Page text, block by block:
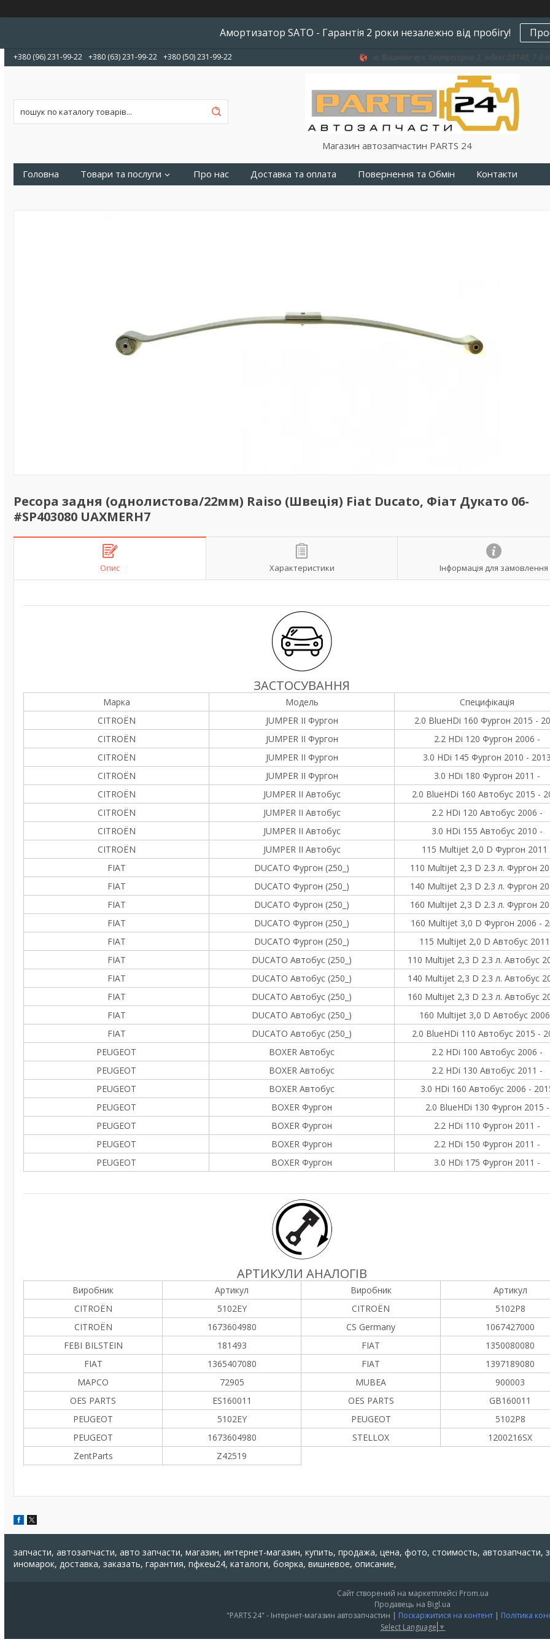
Амортизатор SATO - Гарантія 2 роки незалежно від пробігу!
+380 (96) 231-99-22 +380 (63) 231-99-22 +380 (50) 231-99-22 м. Вишневе вул. Компресорна 3, індекс 08140, 7-й
Магазин автозапчастин PARTS 24
Головна Товари та послуги Про нас Доставка та оплата Повернення та Обмін Контакти
Ресора задня (однолистова/22мм) Raiso (Швеція) Fiat Ducato, Фіат Дукато 06-
#SP403080 UAXMERH7
Опис Характеристики Інформація для замовлення
ЗАСТОСУВАННЯ
Марка Модель
Специфікація
CITROËN
JUMPER II Фургон
2.0 BlueHDi 160 Фургон 2015 -
CITROËN
JUMPER II Фургон
2.2 HDi 120 Фургон 2006 -
CITROËN
JUMPER II Фургон
3.0 HDi 145 Фургон 2010 - 2013
CITROËN
JUMPER II Фургон
3.0 HDi 180 Фургон 2011 -
CITROËN
JUMPER II Автобус
2.0 BlueHDi 160 Автобус 2015 -
CITROËN
JUMPER II Автобус
2.2 HDi 120 Автобус 2006 -
CITROËN
JUMPER II Автобус
3.0 HDi 155 Автобус 2010 -
CITROËN
JUMPER II Автобус
115 Multijet 2,0 D Фургон 2011
FIAT
DUCATO Фургон (250_)
110 Multijet 2,3 D 2.3 л. Фургон
FIAT
DUCATO Фургон (250_)
140 Multijet 2,3 D 2.3 л. Фургон
FIAT
DUCATO Фургон (250_)
160 Multijet 2,3 D 2.3 л. Фургон
FIAT
DUCATO Фургон (250_)
160 Multijet 3,0 D Фургон 2006 -
FIAT
DUCATO Фургон (250_)
115 Multijet 2,0 D Автобус
FIAT
DUCATO Автобус (250_)
110 Multijet 2,3 D 2.3 л. Автобус
FIAT
DUCATO Автобус (250_)
140 Multijet 2,3 D 2.3 л. Автобус
FIAT
DUCATO Автобус (250_)
160 Multijet 2,3 D 2.3 л. Автобус
FIAT
DUCATO Автобус (250_)
160 Multijet 3,0 D Автобус
FIAT
DUCATO Автобус (250_)
2.0 BlueHDi 110 Автобус 2015 -
PEUGEOT
BOXER Автобус
2.2 HDi 100 Автобус 2006 -
PEUGEOT
BOXER Автобус
2.2 HDi 130 Автобус 2011 -
PEUGEOT
BOXER Автобус
3.0 HDi 160 Автобус 2006 -
PEUGEOT
BOXER Фургон
2.0 BlueHDi 130 Фургон 2015 -
PEUGEOT
BOXER Фургон
2.2 HDi 110 Фургон 2011 -
PEUGEOT
BOXER Фургон
2.2 HDi 150 Фургон 2011 -
PEUGEOT
BOXER Фургон 3.0 HDi 175 Фургон 2011 -
АРТИКУЛИ АНАЛОГІВ
Виробник Артикул Виробник
Артикул
CITROËN
5102EY CITROËN
5102P8
CITROËN
1673604980 CS Germany
1067427000
FEBI BILSTEIN
181493 FIAT
1350080080
FIAT
1365407080 FIAT
1397189080
MAPCO
72905 MUBEA
900003
OES PARTS
ES160011 OES PARTS
GB160011
PEUGEOT
5102EY PEUGEOT
5102P8
PEUGEOT
1673604980 STELLOX
1200216SX
ZentParts
Z42519
запчасти, автозапчасти, авто запчасти, магазин, интернет-магазин, купить, продажа, цена, фото, стоимость,
иномарок, доставка, заказать, гарантия, пфкеы24, каталоги, боярка, вишневое, описание,
Сайт створений на маркетплейсі Prom.ua
Продавець на Bigl.ua
"PARTS 24" - Інтернет-магазин автозапчастин | Поскаржитися на контент | Політика
Select Language ▼